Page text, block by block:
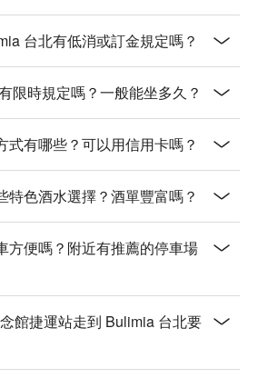
台北有低消或訂金規定嗎？
限時規定嗎？一般能坐多久？
式有哪些？可以用信用卡嗎？
特色酒水選擇？酒單豐富嗎？
方便嗎？附近有推薦的停車場
館捷運站走到 Bulimia 台北要